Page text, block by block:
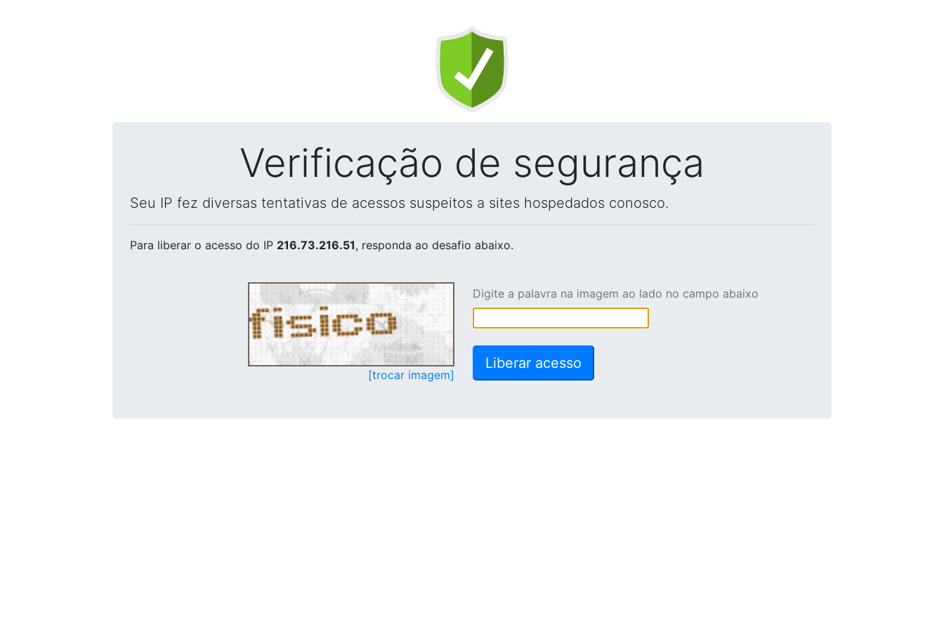
Verificação de segurança
Seu IP fez diversas tentativas de acessos suspeitos a sites hospedados conosco.
Para liberar o acesso do IP 216.73.216.51, responda ao desafio abaixo.
[trocar imagem]
Digite a palavra na imagem ao lado no campo abaixo